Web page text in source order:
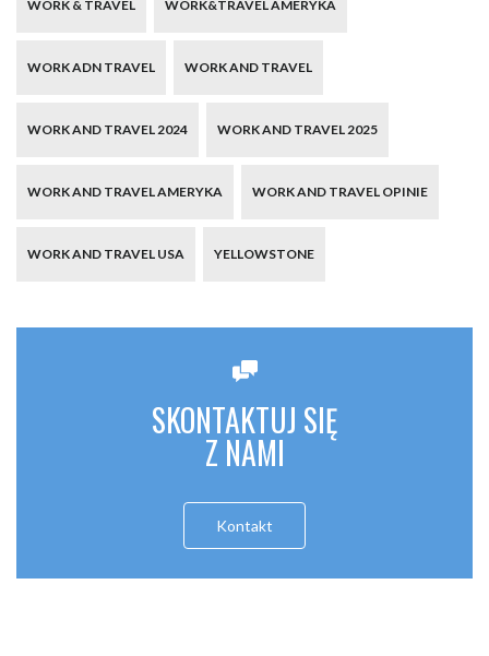
WORK & TRAVEL WORK&TRAVEL AMERYKA
WORK ADN TRAVEL WORK AND TRAVEL
WORK AND TRAVEL 2024 WORK AND TRAVEL 2025
WORK AND TRAVEL AMERYKA WORK AND TRAVEL OPINIE
WORK AND TRAVEL USA YELLOWSTONE
SKONTAKTUJ SIĘ
Z NAMI
Kontakt